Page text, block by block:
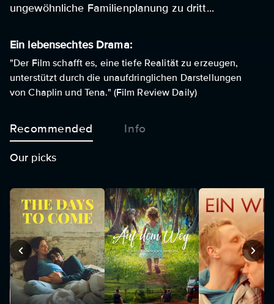
ungewöhnliche Familienplanung zu dritt...
Ein lebensechtes Drama:
"Der Film schafft es, eine tiefe Realität zu erzeugen,
unterstützt durch die unaufdringlichen Darstellungen
von Chaplin und Tena." (Film Review Daily)
Recommended Info
Our picks